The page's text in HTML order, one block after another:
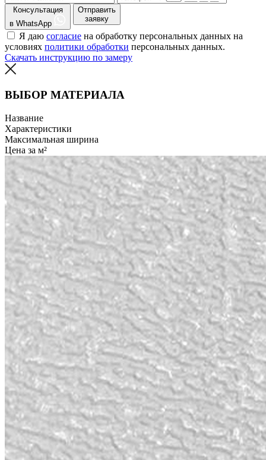
Консультация
в WhatsApp
Отправить
заявку
Я даю согласие на обработку персональных данных на
условиях политики обработки персональных данных.
Скачать инструкцию по замеру
ВЫБОР МАТЕРИАЛА
Название
Характеристики
Максимальная ширина
Цена за м²